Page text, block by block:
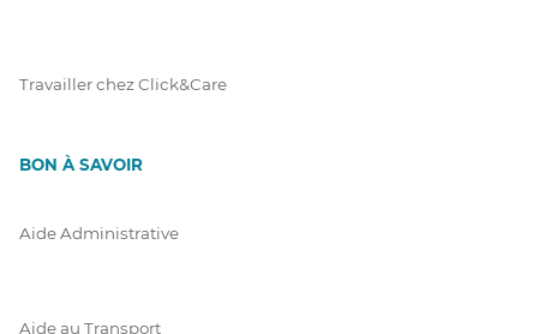
Travailler chez Click&Care
BON À SAVOIR
Aide Administrative
Aide au Transport